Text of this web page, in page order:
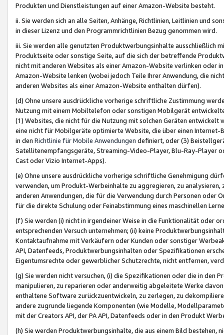
Produkten und Dienstleistungen auf einer Amazon-Website besteht.
ii. Sie werden sich an alle Seiten, Anhänge, Richtlinien, Leitlinien und
in dieser Lizenz und den Programmrichtlinien Bezug genommen wird.
iii. Sie werden alle genutzten Produktwerbungsinhalte ausschließlich
Produktseite oder sonstige Seite, auf die sich der betreffende
nicht mit anderen Websites als einer Amazon-Website verlinken oder
Amazon-Website lenken (wobei jedoch Teile Ihrer Anwendung, die
anderen Websites als einer Amazon-Website enthalten dürfen).
(d) Ohne unsere ausdrückliche vorherige schriftliche Zustimmung
Nutzung mit einem Mobiltelefon oder sonstigen Mobilgerät
(1) Websites, die nicht für die Nutzung mit solchen Geräten
eine nicht für Mobilgeräte optimierte Website, die über einen
in den Richtlinie für Mobile Anwendungen definiert, oder (3)
Satellitenempfangsgeräte, Streaming-Video-Player, Blu-Ray-Player
Cast oder Vizio Internet-Apps).
(e) Ohne unsere ausdrückliche vorherige schriftliche Genehmigung
verwenden, um Produkt-Werbeinhalte zu aggregieren, zu
anderen Anwendungen, die für die Verwendung durch Personen
für die direkte Schulung oder Feinabstimmung eines maschinellen
(f) Sie werden (i) nicht in irgendeiner Weise in die Funktionalität oder
entsprechenden Versuch unternehmen; (ii) keine
Kontaktaufnahme mit Verkäufern oder Kunden oder sonstiger
API, Datenfeeds, Produktwerbungsinhalten oder Spezifikationen
Eigentumsrechte oder gewerblicher Schutzrechte, nicht entfernen,
(g) Sie werden nicht versuchen, (i) die Spezifikationen oder die in
manipulieren, zu reparieren oder anderweitig abgeleitete Werke
enthaltene Software zurückzuentwickeln, zu zerlegen, zu
andere zugrunde liegende Komponenten (wie Modelle,
mit der Creators API, der PA API, Datenfeeds oder in den Produkt
(h) Sie werden Produktwerbungsinhalte, die aus einem Bild bestehen,